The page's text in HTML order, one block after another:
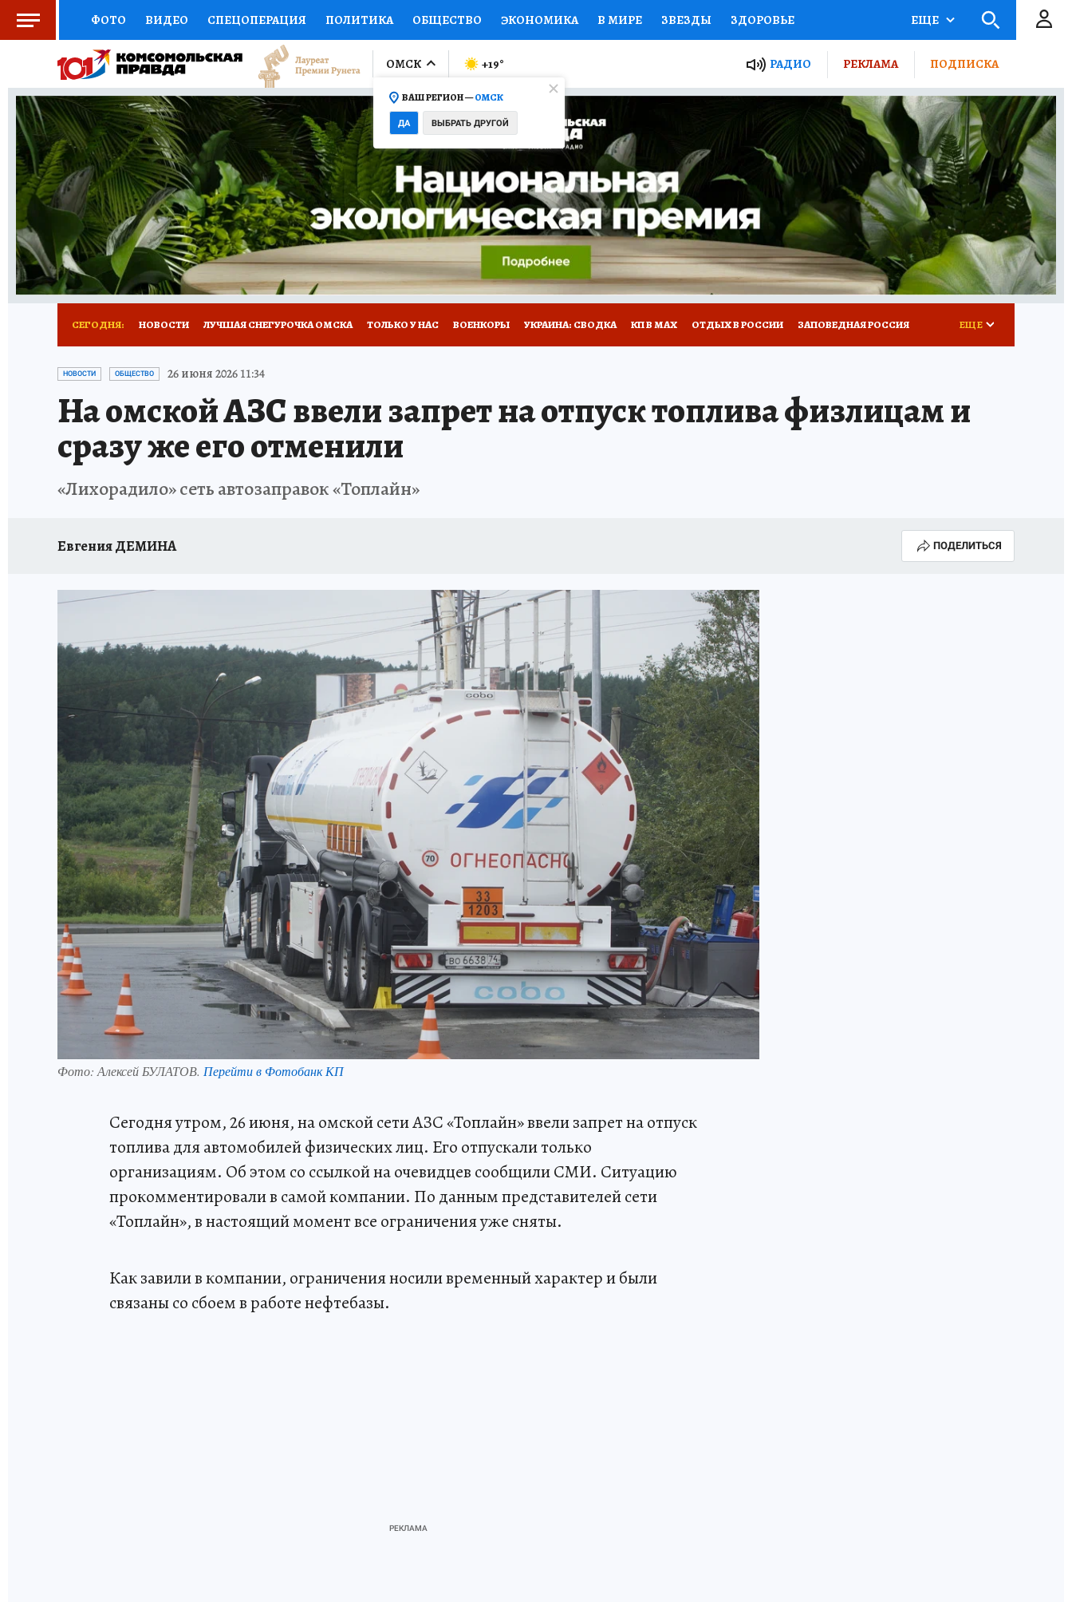
ФОТО ВИДЕО СПЕЦОПЕРАЦИЯ ПОЛИТИКА ОБЩЕСТВО ЭКОНОМИКА В МИРЕ ЗВЕЗДЫ ЗДОРОВЬЕ
СОЦПОДДЕРЖКА НАУКА СПОРТ КОЛУМНИСТЫ ПРОИСШЕСТВИЯ НАЦИОНАЛЬНЫЕ ПРОЕКТЫ РОССИИ
ВЫБОР ЭКСПЕРТОВ ДОКТОР ФИНАНСЫ ОТКРЫВАЕМ МИР СЕМЬЯ ЖЕНСКИЕ СЕКРЕТЫ ПУТЕВОДИТЕЛЬ
КНИЖНАЯ ПОЛКА ПРОГНОЗЫ НА СПОРТ ПРОМОКОДЫ СЕРИАЛЫ СПЕЦПРОЕКТЫ ДЕФИЦИТ ЖЕЛЕЗА ТУРИЗМ
ПРЕСС-ЦЕНТР НЕДВИЖИМОСТЬ ТЕЛЕВИЗОР КОЛЛЕКЦИИ КОНКУРСЫ РАБОТА У НАС ГИД ПОТРЕБИТЕЛЯ ВСЕ О КП
РАДИО КП РЕКЛАМА ТЕСТЫ НОВОЕ НА САЙТЕ
ЕЩЕ
ОМСК
ВАШ РЕГИОН —ОМСК
ДА ВЫБРАТЬ ДРУГОЙ
+19° РАДИО РЕКЛАМА ПОДПИСКА
СЕГОДНЯ: НОВОСТИ ЛУЧШАЯ СНЕГУРОЧКА ОМСКА ТОЛЬКО У НАС ВОЕНКОРЫ УКРАИНА: СВОДКА КП В МАХ ОТДЫХ В РОССИИ ЗАПОВЕДНАЯ РОССИЯ
ПРОИСШЕСТВИЯ АФИША
ЕЩЕ
НОВОСТИ ОБЩЕСТВО 26 июня 2026 11:34
На омской АЗС ввели запрет на отпуск топлива физлицам и
сразу же его отменили
«Лихорадило» сеть автозаправок «Топлайн»
Евгения ДЕМИНА ПОДЕЛИТЬСЯ
Фото: Алексей БУЛАТОВ. Перейти в Фотобанк КП
Сегодня утром, 26 июня, на омской сети АЗС «Топлайн» ввели запрет на отпуск
топлива для автомобилей физических лиц. Его отпускали только
организациям. Об этом со ссылкой на очевидцев сообщили СМИ. Ситуацию
прокомментировали в самой компании. По данным представителей сети
«Топлайн», в настоящий момент все ограничения уже сняты.
Как завили в компании, ограничения носили временный характер и были
связаны со сбоем в работе нефтебазы.